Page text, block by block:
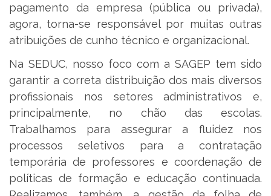
pagamento da empresa (pública ou privada),
agora, torna-se responsável por muitas outras
atribuições de cunho técnico e organizacional.
Na SEDUC, nosso foco com a SAGEP tem sido
garantir a correta distribuição dos mais diversos
profissionais nos setores administrativos e,
principalmente, no chão das escolas.
Trabalhamos para assegurar a fluidez nos
processos seletivos para a contratação
temporária de professores e coordenação de
políticas de formação e educação continuada.